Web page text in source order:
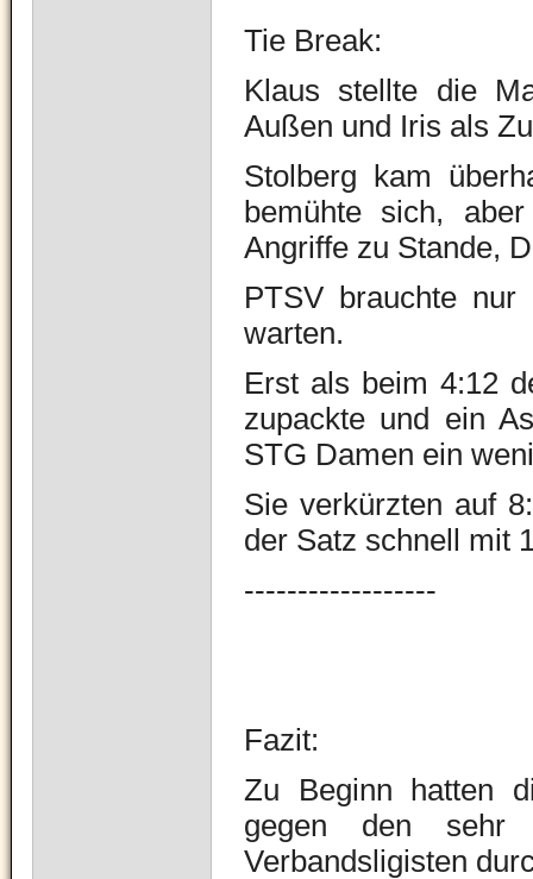
Tie Break:
Klaus stellte die
Außen und Iris als
Stolberg kam
bemühte sich,
Angriffe zu Stande,
PTSV brauchte
warten.
Erst als beim 4:12
zupackte und ein
STG Damen ein
Sie verkürzten auf
der Satz schnell mit
------------------
Fazit:
Zu Beginn hatten
gegen den sehr
Verbandsligisten